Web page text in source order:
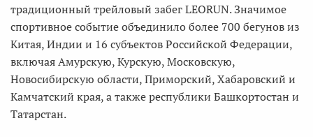
традиционный трейловый забег LEORUN. Значимое
спортивное событие объединило более 700 бегунов из
Китая, Индии и 16 субъектов Российской Федерации,
включая Амурскую, Курскую, Московскую,
Новосибирскую области, Приморский, Хабаровский и
Камчатский края, а также республики Башкортостан и
Татарстан.